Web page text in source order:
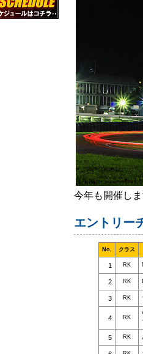
今年も開催し
エントリー
No. クラス
1 RK
2 RK
3 RK
4 RK
5 RK